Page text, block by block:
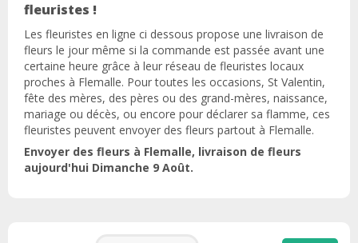
fleuristes !
Les fleuristes en ligne ci dessous propose une livraison de
fleurs le jour même si la commande est passée avant une
certaine heure grâce à leur réseau de fleuristes locaux
proches à Flemalle. Pour toutes les occasions, St Valentin,
fête des mères, des pères ou des grand-mères, naissance,
mariage ou décès, ou encore pour déclarer sa flamme, ces
fleuristes peuvent envoyer des fleurs partout à Flemalle.
Envoyer des fleurs à Flemalle, livraison de fleurs
aujourd'hui Dimanche 9 Août.